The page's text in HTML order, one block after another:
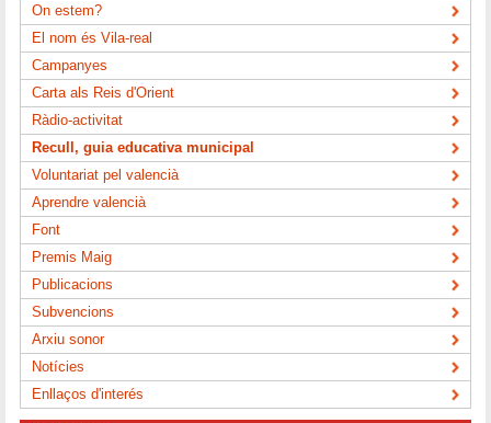
On estem?
El nom és Vila-real
Campanyes
Carta als Reis d'Orient
Ràdio-activitat
Recull, guia educativa municipal
Voluntariat pel valencià
Aprendre valencià
Font
Premis Maig
Publicacions
Subvencions
Arxiu sonor
Notícies
Enllaços d'interés